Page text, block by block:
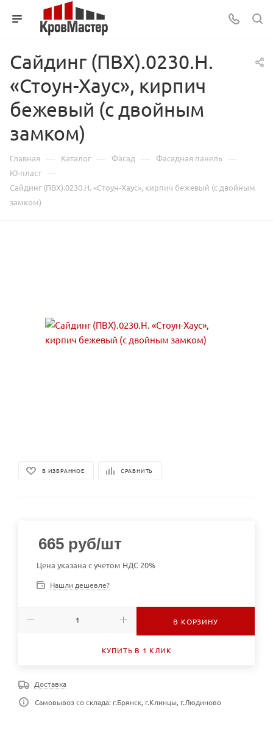
Сайдинг (ПВХ).0230.Н.
«Стоун-Хаус», кирпич
бежевый (с двойным
замком)
Главная — Каталог — Фасад — Фасадная панель —
Ю-пласт —
Сайдинг (ПВХ).0230.Н. «Стоун-Хаус», кирпич бежевый (с двойным
замком)
В ИЗБРАННОЕ СРАВНИТЬ
665 руб/шт
Цена указана с учетом НДС 20%
Нашли дешевле?
В КОРЗИНУ
КУПИТЬ В 1 КЛИК
Доставка
Самовывоз со склада: г.Брянск, г.Клинцы, г.Людиново